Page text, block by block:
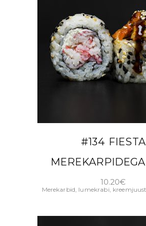
LISA KORVI
#134 FIESTA
10.20€
Merekarbid, lumekrabi,